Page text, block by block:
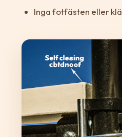
Inga fotfästen eller